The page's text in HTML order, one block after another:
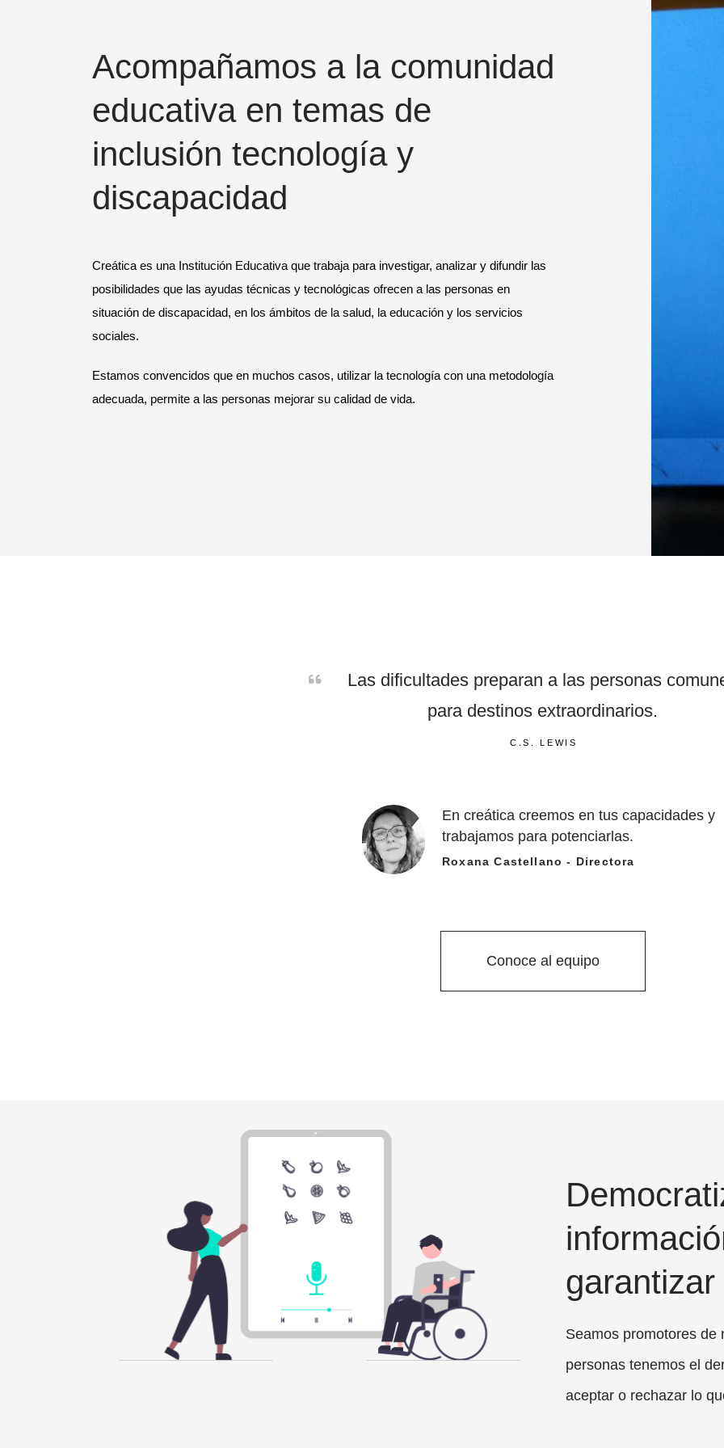
Acompañamos a la comunidad
educativa en temas de
inclusión tecnología y
discapacidad
Creática es una Institución Educativa que trabaja para investigar, analizar y difundir las
posibilidades que las ayudas técnicas y tecnológicas ofrecen a las personas en
situación de discapacidad, en los ámbitos de la salud, la educación y los servicios
sociales.
Estamos convencidos que en muchos casos, utilizar la tecnología con una metodología
adecuada, permite a las personas mejorar su calidad de vida.
Las dificultades preparan a las personas
para destinos extraordinarios.
C.S. LEWIS
En creática creemos en tus capacidades y
trabajamos para potenciarlas.
Roxana Castellano - Directora
Conoce al equipo
Seamos promotores de
personas tenemos el
aceptar o rechazar lo